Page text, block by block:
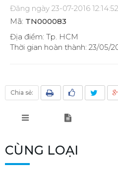
Đăng ngày 23-07-2016
Mã: TN000083
Địa điểm: Tp. HCM
Thời gian hoàn thành: 23/05/
Chia sẻ:
CÙNG LOẠI